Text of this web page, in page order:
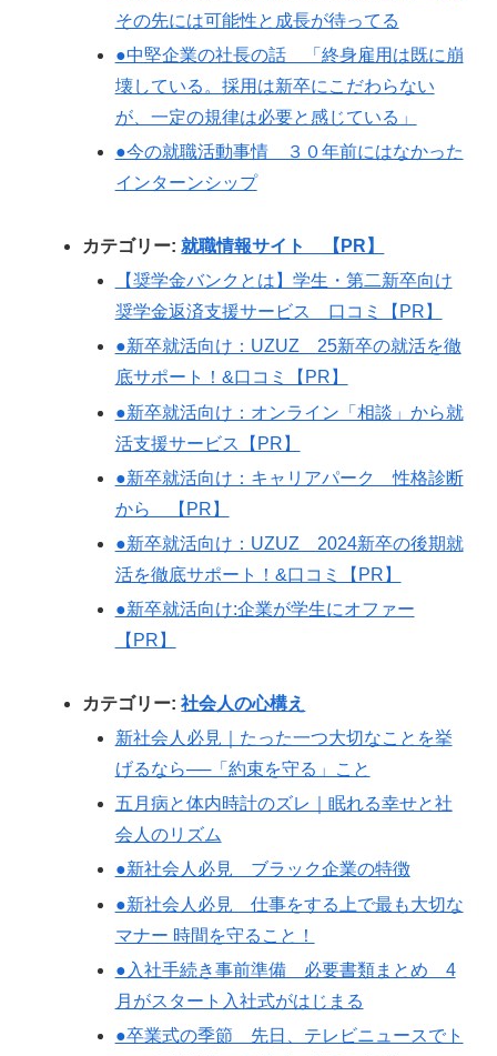
その先には可能性と成長が待ってる
●中堅企業の社長の話 「終身雇用は既に崩
壊している。採用は新卒にこだわらない
が、一定の規律は必要と感じている」
●今の就職活動事情 ３０年前にはなかった
インターンシップ
カテゴリー:就職情報サイト 【PR】
【奨学金バンクとは】学生・第二新卒向け
奨学金返済支援サービス 口コミ【PR】
●新卒就活向け：UZUZ 25新卒の就活を徹
底サポート！&口コミ【PR】
●新卒就活向け：オンライン「相談」から就
活支援サービス【PR】
●新卒就活向け：キャリアパーク 性格診断
から 【PR】
●新卒就活向け：UZUZ 2024新卒の後期就
活を徹底サポート！&口コミ【PR】
●新卒就活向け:企業が学生にオファー
【PR】
カテゴリー:社会人の心構え
新社会人必見｜たった一つ大切なことを挙
げるなら──「約束を守る」こと
五月病と体内時計のズレ｜眠れる幸せと社
会人のリズム
●新社会人必見 ブラック企業の特徴
●新社会人必見 仕事をする上で最も大切な
マナー 時間を守ること！
●入社手続き事前準備 必要書類まとめ 4
月がスタート入社式がはじまる
●卒業式の季節 先日、テレビニュースでト